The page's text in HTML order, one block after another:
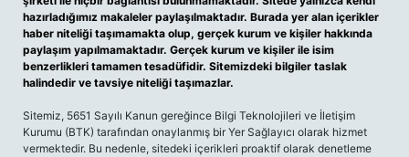
hazırladığımız makaleler paylaşılmaktadır. Burada yer alan içerikler
haber niteliği taşımamakta olup, gerçek kurum ve kişiler hakkında
paylaşım yapılmamaktadır. Gerçek kurum ve kişiler ile isim
benzerlikleri tamamen tesadüfidir. Sitemizdeki bilgiler taslak
halindedir ve tavsiye niteliği taşımazlar.
Sitemiz, 5651 Sayılı Kanun gereğince Bilgi Teknolojileri ve İletişim
Kurumu (BTK) tarafından onaylanmış bir Yer Sağlayıcı olarak hizmet
vermektedir. Bu nedenle, sitedeki içerikleri proaktif olarak denetleme